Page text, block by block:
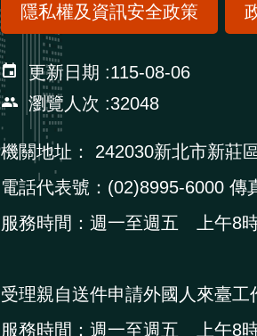
隱私權及資訊安全政策
更新日期
115-08-06
瀏覽人次
32048
機關地址：
242030新北市新莊
電話代表號：(02)8995-6000 傳
服務時間：週一至週五 上午8
受理親自送件申請外國人來臺工
服務時間：週一至週五 上午8